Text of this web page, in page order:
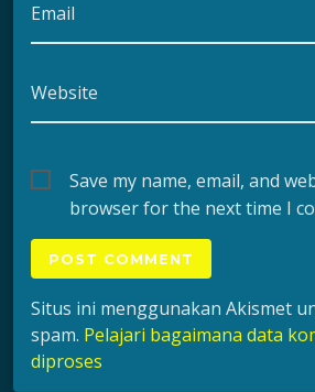
Email
Website
Save my name, email, and
browser for the next time I
Situs ini menggunakan Akismet
spam. Pelajari bagaimana data
diproses